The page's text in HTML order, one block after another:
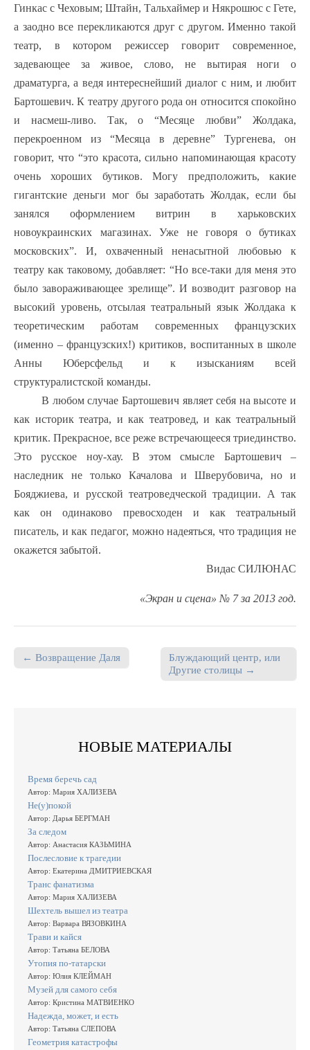
Гинкас с Чеховым; Штайн, Тальхаймер и Някрошюс с Гете,
а заодно все перекликаются друг с другом. Именно такой
театр, в котором режиссер говорит современное,
задевающее за живое, слово, не вытирая ноги о
драматурга, а ведя интереснейший диалог с ним, и любит
Бартошевич. К театру другого рода он относится спокойно
и насмеш-ливо. Так, о “Месяце любви” Жолдака,
перекроенном из “Месяца в деревне” Тургенева, он
говорит, что “это красота, сильно напоминающая красоту
очень хороших бутиков. Могу предположить, какие
гигантские деньги мог бы заработать Жолдак, если бы
занялся оформлением витрин в харьковских
новоукраинских магазинах. Уже не говоря о бутиках
московских”. И, охваченный ненасытной любовью к
театру как таковому, добавляет: “Но все-таки для меня это
было завораживающее зрелище”. И возводит разговор на
высокий уровень, отсылая театральный язык Жолдака к
теоретическим работам современных французских
(именно – французских!) критиков, воспитанных в школе
Анны Юберсфельд и к изысканиям всей
структуралистской команды.
В любом случае Бартошевич являет себя на высоте и
как историк театра, и как театровед, и как театральный
критик. Прекрасное, все реже встречающееся триединство.
Это русское ноу-хау. В этом смысле Бартошевич –
наследник не только Качалова и Шверубовича, но и
Бояджиева, и русской театроведческой традиции. А так
как он одинаково превосходен и как театральный
писатель, и как педагог, можно надеяться, что традиция не
окажется забытой.
Видас СИЛЮНАС
«Экран и сцена» № 7 за 2013 год.
← Возвращение Даля
Блуждающий центр, или
Другие столицы →
НОВЫЕ МАТЕРИАЛЫ
Время беречь сад
Автор: Мария ХАЛИЗЕВА
Не(у)покой
Автор: Дарья БЕРГМАН
За следом
Автор: Анастасия КАЗЬМИНА
Послесловие к трагедии
Автор: Екатерина ДМИТРИЕВСКАЯ
Транс фанатизма
Автор: Мария ХАЛИЗЕВА
Шехтель вышел из театра
Автор: Варвара ВЯЗОВКИНА
Трави и кайся
Автор: Татьяна БЕЛОВА
Утопия по-татарски
Автор: Юлия КЛЕЙМАН
Музей для самого себя
Автор: Кристина МАТВИЕНКО
Надежда, может, и есть
Автор: Татьяна СЛЕПОВА
Геометрия катастрофы